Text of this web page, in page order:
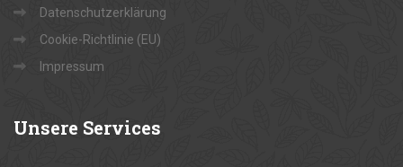
Datenschutzerklärung
Cookie-Richtlinie (EU)
Impressum
Unsere Services